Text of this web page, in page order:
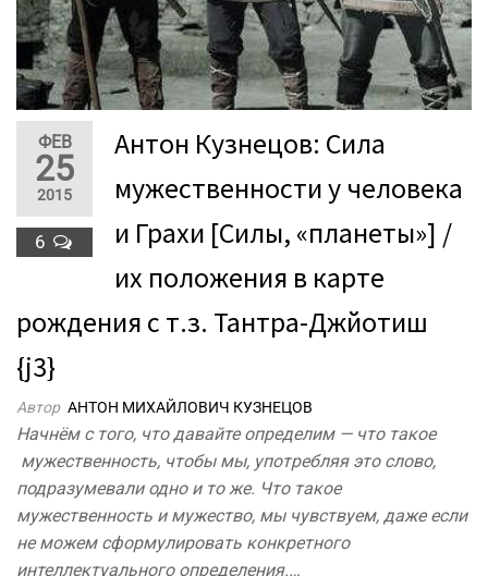
ФЕВ
25
2015
6
Антон Кузнецов: Сила
мужественности у человека
и Грахи [Силы, «планеты»] /
их положения в карте
рождения с т.з. Тантра-Джйотиш
{j3}
Автор АНТОН МИХАЙЛОВИЧ КУЗНЕЦОВ
Начнём с того, что давайте определим — что такое
мужественность, чтобы мы, употребляя это слово,
подразумевали одно и то же. Что такое
мужественность и мужество, мы чувствуем, даже если
не можем сформулировать конкретного
интеллектуального определения.…